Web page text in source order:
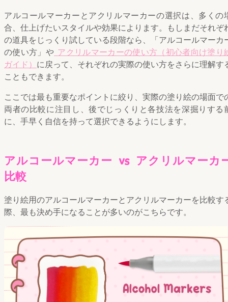
アルコールマーカーとアクリルマーカーの選択は、多くの
合、仕上げたいスタイルや効果によります。もしまだそれぞ
の道具をじっくり試している段階なら、「アルコールマーカ
の使い方」や アクリルマーカーの使い方（初心者向け塗り
ガイド） に戻って、それぞれの実際の使い方をさらに理解す
こともできます。
ここでは最も重要なポイントに絞り、実際の塗り絵の場面で
両者の比較に注目し、後でじっくりと各技法を深掘りする
に、手早く自信を持って選択できるようにします。
アルコールマーカー vs アクリルマーカ
比較
塗り絵用のアルコールマーカーとアクリルマーカーを比較す
際、最も決め手になることが多いのがこちらです。